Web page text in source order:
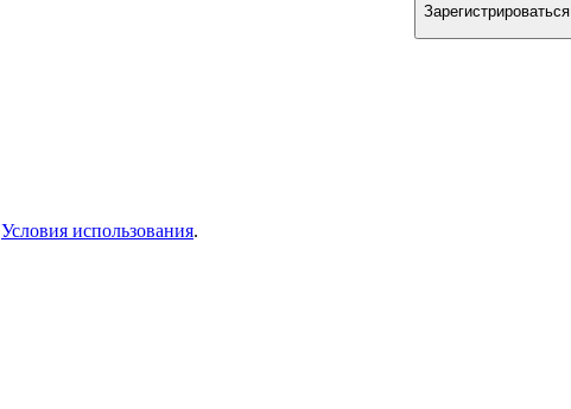
Зарегистрироваться
Условия использования.